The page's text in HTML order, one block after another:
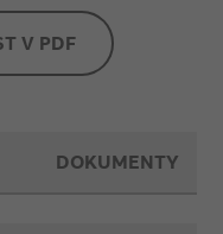
V PDF
DOKUMENTY